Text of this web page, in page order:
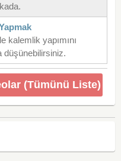
kalemlik yapımını
düşünebilirsiniz.
(Tümünü Liste)